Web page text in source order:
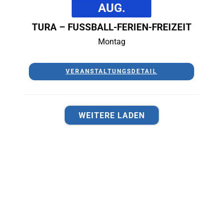
AUG.
TURA – FUSSBALL-FERIEN-FREIZEIT
Montag
VERANSTALTUNGSDETAIL
WEITERE LADEN